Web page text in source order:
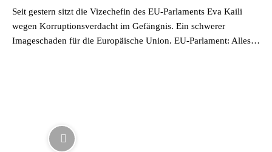
Seit gestern sitzt die Vizechefin des EU-Parlaments Eva Kaili
wegen Korruptionsverdacht im Gefängnis. Ein schwerer
Imageschaden für die Europäische Union. EU-Parlament: Alles…